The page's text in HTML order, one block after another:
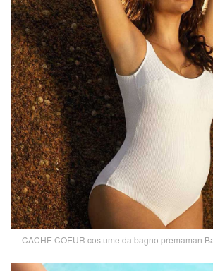
CACHE COEUR costume da bagno premaman